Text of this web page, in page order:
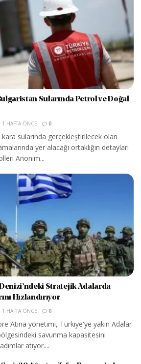
Sularında Petrol ve Doğal
1 HAFTA ÖNCE 0
sularında gerçekleştirilecek olan
yer alacağı ortaklığın detayları
Anonim...
Stratejik Adalarda
Hızlandırıyor
1 HAFTA ÖNCE 0
Atina yönetimi, Türkiye'ye yakın Adalar
savunma kapasitesini
atıyor....